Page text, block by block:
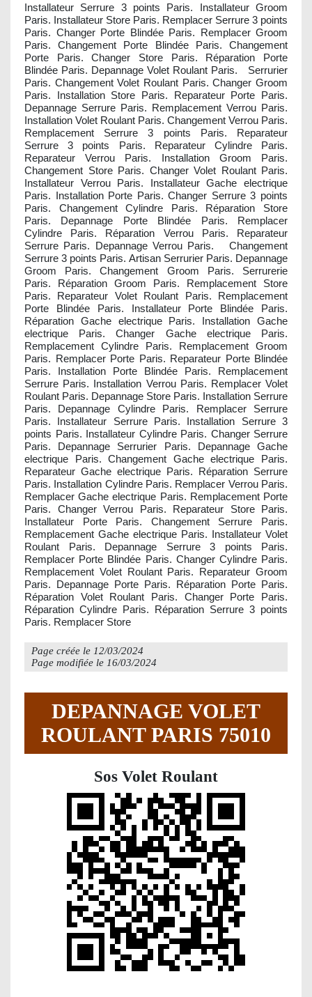
Installateur Serrure 3 points Paris. Installateur Groom
Paris. Installateur Store Paris. Remplacer Serrure 3 points
Paris. Changer Porte Blindée Paris. Remplacer Groom
Paris. Changement Porte Blindée Paris. Changement
Porte Paris. Changer Store Paris. Réparation Porte
Blindée Paris. Depannage Volet Roulant Paris. Serrurier
Paris. Changement Volet Roulant Paris. Changer Groom
Paris. Installation Store Paris. Reparateur Porte Paris.
Depannage Serrure Paris. Remplacement Verrou Paris.
Installation Volet Roulant Paris. Changement Verrou Paris.
Remplacement Serrure 3 points Paris. Reparateur
Serrure 3 points Paris. Reparateur Cylindre Paris.
Reparateur Verrou Paris. Installation Groom Paris.
Changement Store Paris. Changer Volet Roulant Paris.
Installateur Verrou Paris. Installateur Gache electrique
Paris. Installation Porte Paris. Changer Serrure 3 points
Paris. Changement Cylindre Paris. Réparation Store
Paris. Depannage Porte Blindée Paris. Remplacer
Cylindre Paris. Réparation Verrou Paris. Reparateur
Serrure Paris. Depannage Verrou Paris. Changement
Serrure 3 points Paris. Artisan Serrurier Paris. Depannage
Groom Paris. Changement Groom Paris. Serrurerie
Paris. Réparation Groom Paris. Remplacement Store
Paris. Reparateur Volet Roulant Paris. Remplacement
Porte Blindée Paris. Installateur Porte Blindée Paris.
Réparation Gache electrique Paris. Installation Gache
electrique Paris. Changer Gache electrique Paris.
Remplacement Cylindre Paris. Remplacement Groom
Paris. Remplacer Porte Paris. Reparateur Porte Blindée
Paris. Installation Porte Blindée Paris. Remplacement
Serrure Paris. Installation Verrou Paris. Remplacer Volet
Roulant Paris. Depannage Store Paris. Installation Serrure
Paris. Depannage Cylindre Paris. Remplacer Serrure
Paris. Installateur Serrure Paris. Installation Serrure 3
points Paris. Installateur Cylindre Paris. Changer Serrure
Paris. Depannage Serrurier Paris. Depannage Gache
electrique Paris. Changement Gache electrique Paris.
Reparateur Gache electrique Paris. Réparation Serrure
Paris. Installation Cylindre Paris. Remplacer Verrou Paris.
Remplacer Gache electrique Paris. Remplacement Porte
Paris. Changer Verrou Paris. Reparateur Store Paris.
Installateur Porte Paris. Changement Serrure Paris.
Remplacement Gache electrique Paris. Installateur Volet
Roulant Paris. Depannage Serrure 3 points Paris.
Remplacer Porte Blindée Paris. Changer Cylindre Paris.
Remplacement Volet Roulant Paris. Reparateur Groom
Paris. Depannage Porte Paris. Réparation Porte Paris.
Réparation Volet Roulant Paris. Changer Porte Paris.
Réparation Cylindre Paris. Réparation Serrure 3 points
Paris. Remplacer Store
Page créée le 12/03/2024
Page modifiée le 16/03/2024
DEPANNAGE VOLET
ROULANT PARIS 75010
Sos Volet Roulant